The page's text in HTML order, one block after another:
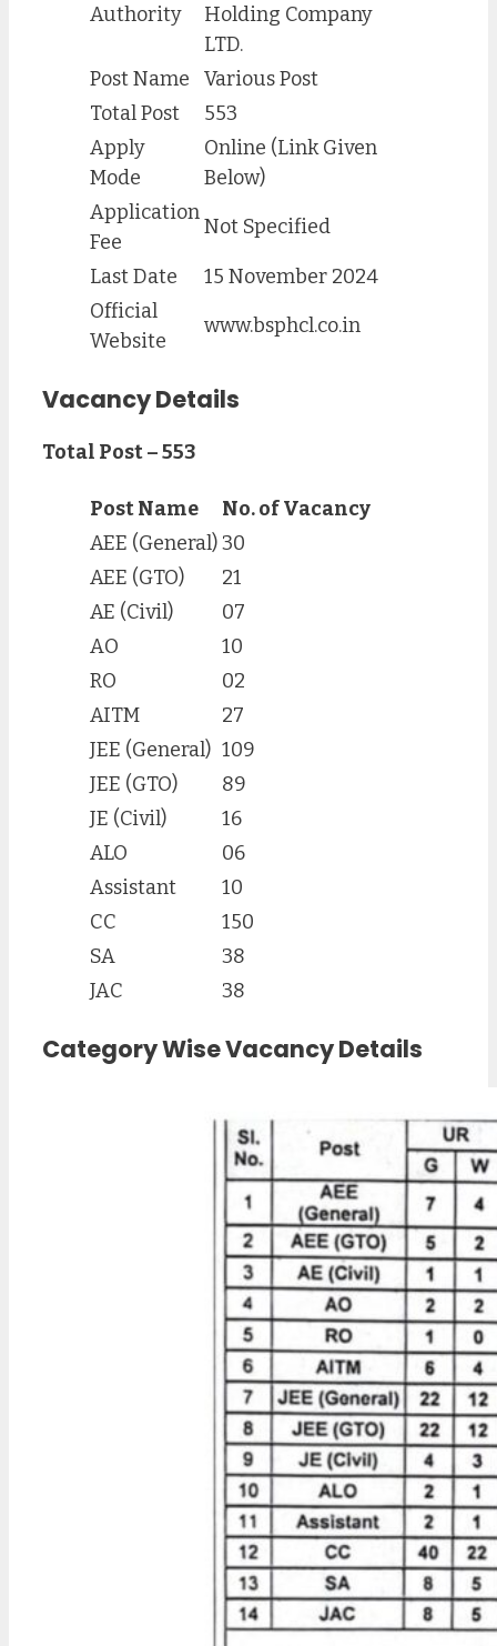
Authority
Holding Company
LTD.
Post Name
Various Post
Total Post
553
Apply
Mode
Online (Link Given
Below)
Application
Fee
Not Specified
Last Date
15 November 2024
Official
Website
www.bsphcl.co.in
Vacancy Details
Total Post – 553
Post Name
No. of Vacancy
AEE (General)30
AEE (GTO)
21
AE (Civil)
07
AO
10
RO
02
AITM
27
JEE (General) 109
JEE (GTO)
89
JE (Civil)
16
ALO
06
Assistant
10
CC
150
SA
38
JAC
38
Category Wise Vacancy Details